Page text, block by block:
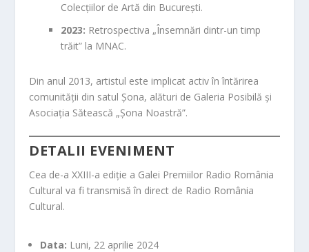
Colecțiilor de Artă din București.
2023: Retrospectiva „Însemnări dintr-un timp
trăit” la MNAC.
Din anul 2013, artistul este implicat activ în întărirea
comunității din satul Șona, alături de Galeria Posibilă și
Asociația Sătească „Șona Noastră”.
DETALII EVENIMENT
Cea de-a XXIII-a ediție a Galei Premiilor Radio România
Cultural va fi transmisă în direct de Radio România
Cultural.
Data: Luni, 22 aprilie 2024